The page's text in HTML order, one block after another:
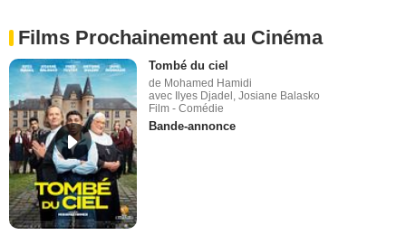
Films Prochainement au Cinéma
Tombé du ciel
de Mohamed Hamidi
avec Ilyes Djadel, Josiane Balasko
Film - Comédie
Bande-annonce